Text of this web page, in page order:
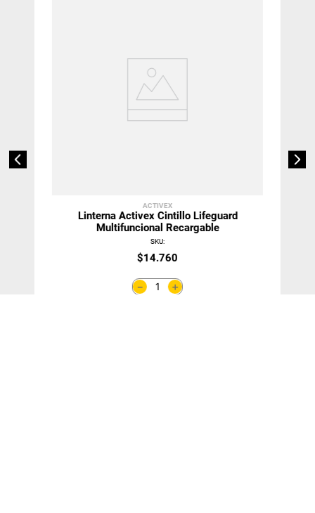
ACTIVEX
Linterna Activex Cintillo Lifeguard
Multifuncional Recargable
SKU:
$14.760
＋
－